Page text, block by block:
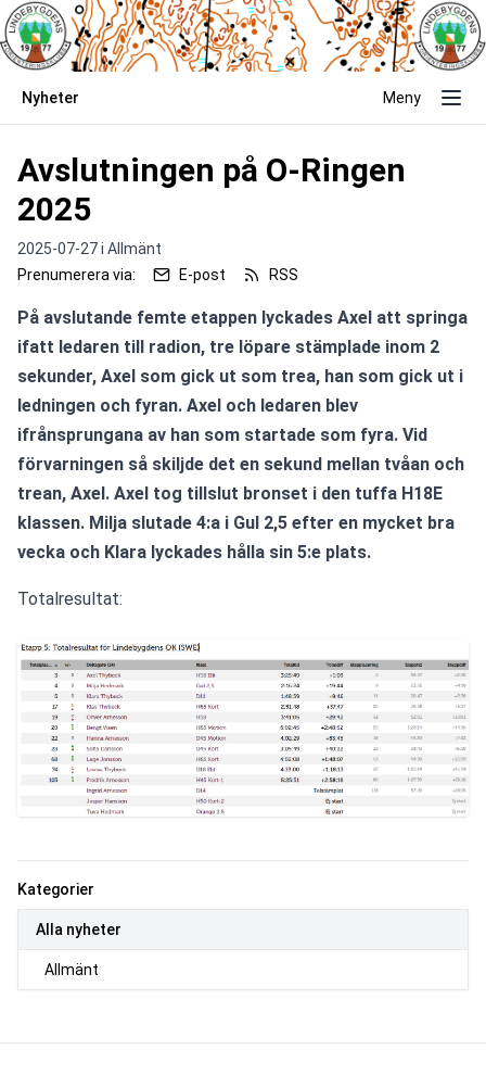
Nyheter Meny
Kategorier
Alla nyheter
Allmänt
Avslutningen på O-Ringen
2025
2025-07-27 i Allmänt
Prenumerera via:
E-post RSS
På avslutande femte etappen lyckades Axel att springa
ifatt ledaren till radion, tre löpare stämplade inom 2
sekunder, Axel som gick ut som trea, han som gick ut i
ledningen och fyran. Axel och ledaren blev
ifrånsprungana av han som startade som fyra. Vid
förvarningen så skiljde det en sekund mellan tvåan och
trean, Axel. Axel tog tillslut bronset i den tuffa H18E
klassen. Milja slutade 4:a i Gul 2,5 efter en mycket bra
vecka och Klara lyckades hålla sin 5:e plats.
Totalresultat: